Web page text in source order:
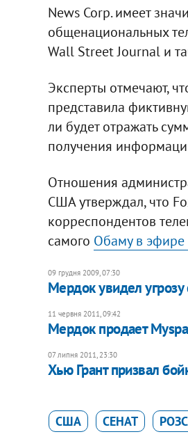
News Corp. имеет
общенациональных
Wall Street Journal и
Эксперты отмечают,
представила
ли будет отражать
получения
Отношения
США утверждал, что
корреспондентов
самого Обаму в эфире
09 грудня 2009, 07:30
Мердок увидел
11 червня 2011, 09:42
Мердок продает
07 липня 2011, 23:30
Хью Грант призвал
США СЕНАТ